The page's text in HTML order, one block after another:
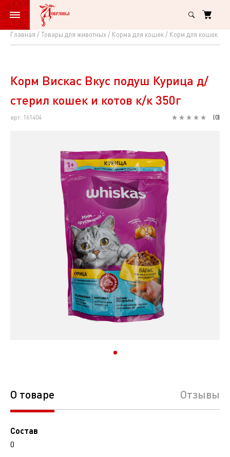
Главная Товары для животных Корма для кошек Корм для кошек
Корм
Вкус
подуш
Курица
Корм Вискас Вкус подуш Курица д/
стерил кошек и котов к/к 350г
арт: 161404 (0)
О товаре Отзывы
Состав
0